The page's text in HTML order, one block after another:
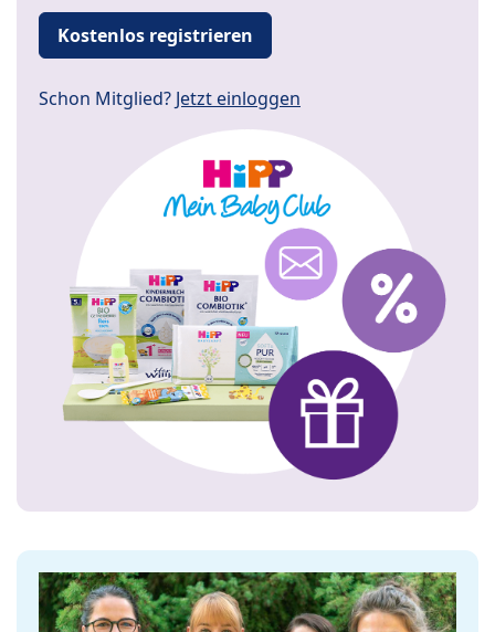
Kostenlos registrieren
Schon Mitglied? Jetzt einloggen